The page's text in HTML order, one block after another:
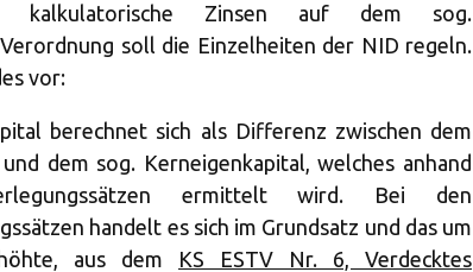
kalkulatorische Zinsen auf dem sog.
soll die Einzelheiten der NID regeln.
vor:
berechnet sich als Differenz zwischen dem
dem sog. Kerneigenkapital, welches anhand
ermittelt wird. Bei den
handelt es sich im Grundsatz und das um
aus dem KS ESTV Nr. 6, Verdecktes